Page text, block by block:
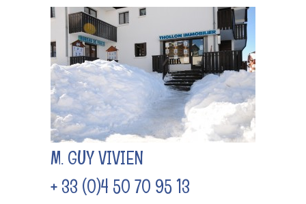
M. GUY VIVIEN
+ 33 (0)4 50 70 95 13